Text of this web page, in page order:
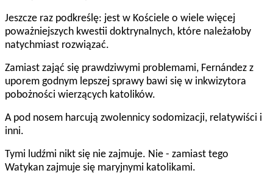
Jeszcze raz podkreślę: jest w Kościele o wiele więcej
poważniejszych kwestii doktrynalnych, które należałoby
natychmiast rozwiązać.
Zamiast zająć się prawdziwymi problemami, Fernández z
uporem godnym lepszej sprawy bawi się w inkwizytora
pobożności wierzących katolików.
A pod nosem harcują zwolennicy sodomizacji, relatywiści i
inni.
Tymi ludźmi nikt się nie zajmuje. Nie - zamiast tego
Watykan zajmuje się maryjnymi katolikami.